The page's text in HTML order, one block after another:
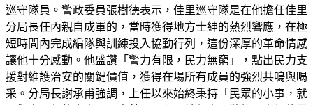
巡守隊員。警政委員張樹德表示，佳里巡守隊是在他擔任佳里
分局長任內親自成軍的，當時獲得地方士紳的熱烈響應，在極
短時間內完成編隊與訓練投入協勤行列，這份深厚的革命情感
讓他十分感動。他盛讚「警力有限，民力無窮」，點出民力支
援對維護治安的關鍵價值，獲得在場所有成員的強烈共鳴與喝
采。分局長謝承甫強調，上任以來始終秉持「民眾的小事，就